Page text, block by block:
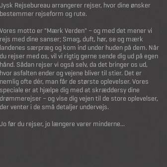
Jysk Rejsebureau arrangerer rejser, hvor dine ønsker
bestemmer rejseform og rute.
Vores motto er "Mærk Verden" – og med det mener vi
rejs med dine sanser; Smag, duft, hør, se og mærk
landenes særpræg og kom ind under huden på dem. Når
du rejser med os, vil vi rigtig gerne sende dig ud på egen
hånd. Sådan rejser vi også selv, da det bringer os ud,
hvor asfalten ender og vejene bliver til stier. Det er
nemlig ofte dér, man får de største oplevelser. Vores
speciale er at hjælpe dig med at skræddersy dine
drømmerejser – og vise dig vejen til de store oplevelser,
der venter i de små detaljer undervejs.
Jo før du rejser, jo længere varer minderne...